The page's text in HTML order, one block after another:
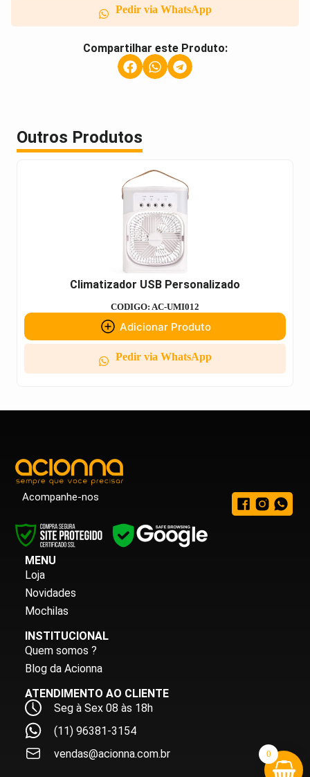
Pedir via WhatsApp
Compartilhar este Produto:
Outros Produtos
Climatizador USB Personalizado
CODIGO: AC-UMI012
Adicionar Produto
Pedir via WhatsApp
Acompanhe-nos
MENU
Loja
Novidades
Mochilas
INSTITUCIONAL
Quem somos ?
Blog da Acionna
ATENDIMENTO AO CLIENTE
Seg à Sex 08 às 18h
(11) 96381-3154
vendas@acionna.com.br
0